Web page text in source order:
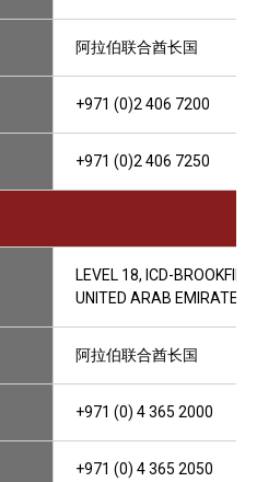
阿拉伯联合酋长国
+971 (0)2 406 7200
+971 (0)2 406 7250
LEVEL 18, ICD-BROOKFIELD
UNITED ARAB EMIRATES
阿拉伯联合酋长国
+971 (0) 4 365 2000
+971 (0) 4 365 2050